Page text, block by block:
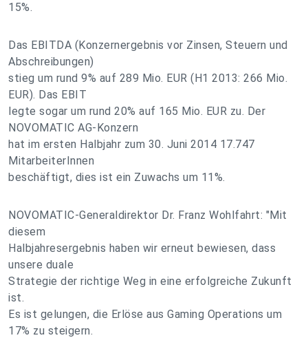
15%.
Das EBITDA (Konzernergebnis vor Zinsen, Steuern und
Abschreibungen)
stieg um rund 9% auf 289 Mio. EUR (H1 2013: 266 Mio.
EUR). Das EBIT
legte sogar um rund 20% auf 165 Mio. EUR zu. Der
NOVOMATIC AG-Konzern
hat im ersten Halbjahr zum 30. Juni 2014 17.747
MitarbeiterInnen
beschäftigt, dies ist ein Zuwachs um 11%.
NOVOMATIC-Generaldirektor Dr. Franz Wohlfahrt: "Mit
diesem
Halbjahresergebnis haben wir erneut bewiesen, dass
unsere duale
Strategie der richtige Weg in eine erfolgreiche Zukunft
ist.
Es ist gelungen, die Erlöse aus Gaming Operations um
17% zu steigern.